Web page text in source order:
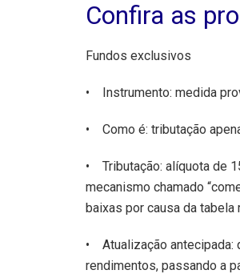
Confira as
Fundos exclusivos
• Instrumento: medida
• Como é: tributação
• Tributação: alíquota de
mecanismo chamado
baixas por causa da
• Atualização antecipada:
rendimentos, passando a